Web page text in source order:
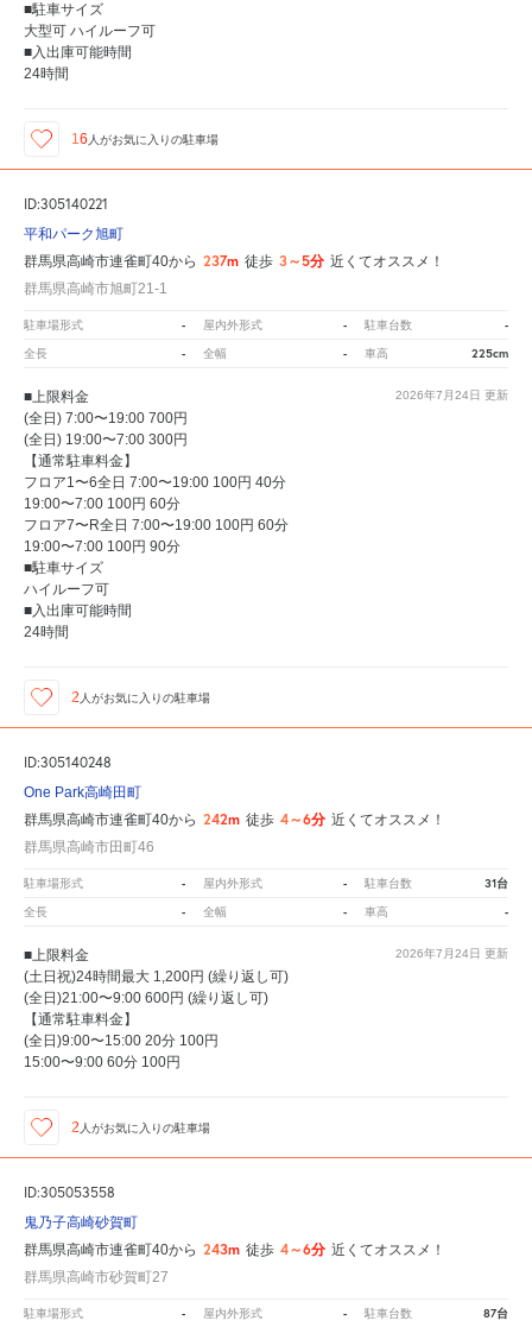
■駐車サイズ
大型可 ハイルーフ可
■入出庫可能時間
24時間
16 人がお気に入りの駐車場
ID:305140221
平和パーク旭町
群馬県高崎市連雀町40から 237m 徒歩 3～5分 近くてオススメ！
群馬県高崎市旭町21-1
駐車場形式 - 屋内外形式 - 駐車台数 -
全長 - 全幅 - 車高 225cm
2026年7月24日 更新
■上限料金
(全日) 7:00〜19:00 700円
(全日) 19:00〜7:00 300円
【通常駐車料金】
フロア1〜6全日 7:00〜19:00 100円 40分
19:00〜7:00 100円 60分
フロア7〜R全日 7:00〜19:00 100円 60分
19:00〜7:00 100円 90分
■駐車サイズ
ハイルーフ可
■入出庫可能時間
24時間
2 人がお気に入りの駐車場
ID:305140248
One Park高崎田町
群馬県高崎市連雀町40から 242m 徒歩 4～6分 近くてオススメ！
群馬県高崎市田町46
駐車場形式 - 屋内外形式 - 駐車台数 31台
全長 - 全幅 - 車高 -
2026年7月24日 更新
■上限料金
(土日祝)24時間最大 1,200円 (繰り返し可)
(全日)21:00〜9:00 600円 (繰り返し可)
【通常駐車料金】
(全日)9:00〜15:00 20分 100円
15:00〜9:00 60分 100円
2 人がお気に入りの駐車場
ID:305053558
鬼乃子高崎砂賀町
群馬県高崎市連雀町40から 243m 徒歩 4～6分 近くてオススメ！
群馬県高崎市砂賀町27
駐車場形式 - 屋内外形式 - 駐車台数 87台